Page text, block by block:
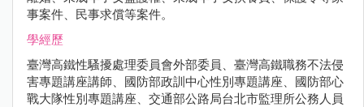
事案件、民事求償等案件。
學經歷
臺灣高鐵性騷擾處理委員會外部委員、臺灣高鐵職務不法侵
害專題講座講師、國防部政訓中心性別專題講座、國防部心
戰大隊性別專題講座、交通部公路局台北市監理所公務人員